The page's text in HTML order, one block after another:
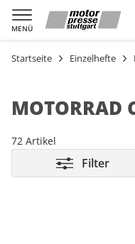
MENÜ
Warenkorb
Startseite Einzelhefte
MOTORRAD
72 Artikel
Filter